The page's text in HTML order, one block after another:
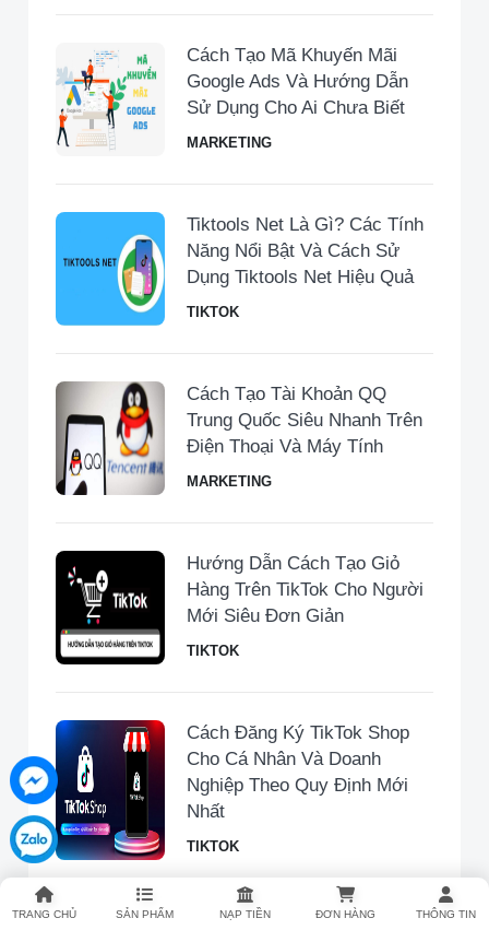
TRANG CHỦ SẢN PHẨM NẠP TIỀN ĐƠN HÀNG THÔNG TIN
Cách Tạo Mã Khuyến Mãi
Google Ads Và Hướng Dẫn
Sử Dụng Cho Ai Chưa Biết
MARKETING
Tiktools Net Là Gì? Các Tính
Năng Nổi Bật Và Cách Sử
Dụng Tiktools Net Hiệu Quả
TIKTOK
Cách Tạo Tài Khoản QQ
Trung Quốc Siêu Nhanh Trên
Điện Thoại Và Máy Tính
MARKETING
Hướng Dẫn Cách Tạo Giỏ
Hàng Trên TikTok Cho Người
Mới Siêu Đơn Giản
TIKTOK
Cách Đăng Ký TikTok Shop
Cho Cá Nhân Và Doanh
Nghiệp Theo Quy Định Mới
Nhất
TIKTOK